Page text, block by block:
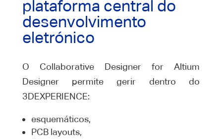
plataforma central do
desenvolvimento
eletrónico
O Collaborative Designer for Altium
Designer permite gerir dentro do
3DEXPERIENCE:
esquemáticos,
PCB layouts,